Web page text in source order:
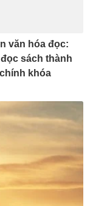
văn hóa đọc:
sách thành
khóa